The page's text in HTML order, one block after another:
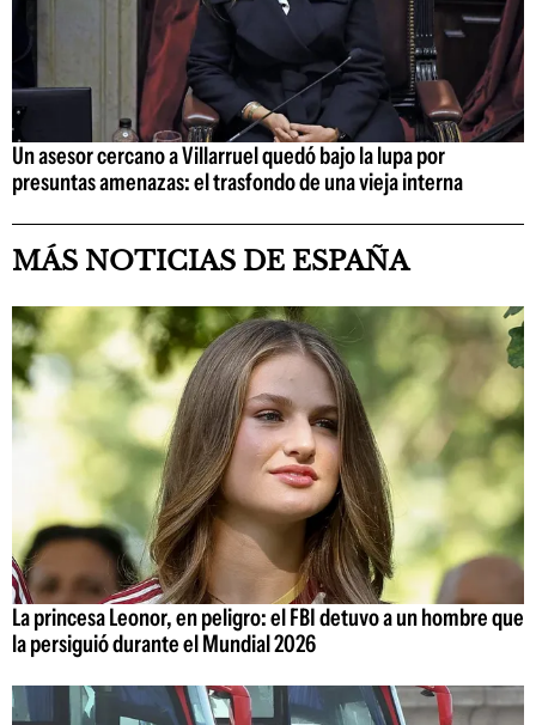
Un asesor cercano a Villarruel quedó bajo la lupa por
presuntas amenazas: el trasfondo de una vieja interna
MÁS NOTICIAS DE ESPAÑA
La princesa Leonor, en peligro: el FBI detuvo a un hombre que
la persiguió durante el Mundial 2026